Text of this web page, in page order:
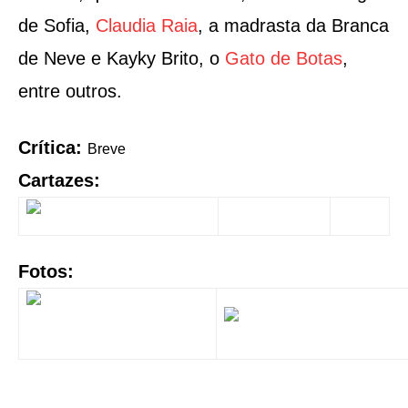
de Sofia, Claudia Raia, a madrasta da Branca
de Neve e Kayky Brito, o Gato de Botas,
entre outros.
Crítica: Breve
Cartazes:
Fotos: